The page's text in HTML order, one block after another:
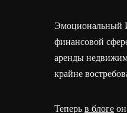
Эмоциональный
финансовой
аренды
крайне
Теперь в блоге